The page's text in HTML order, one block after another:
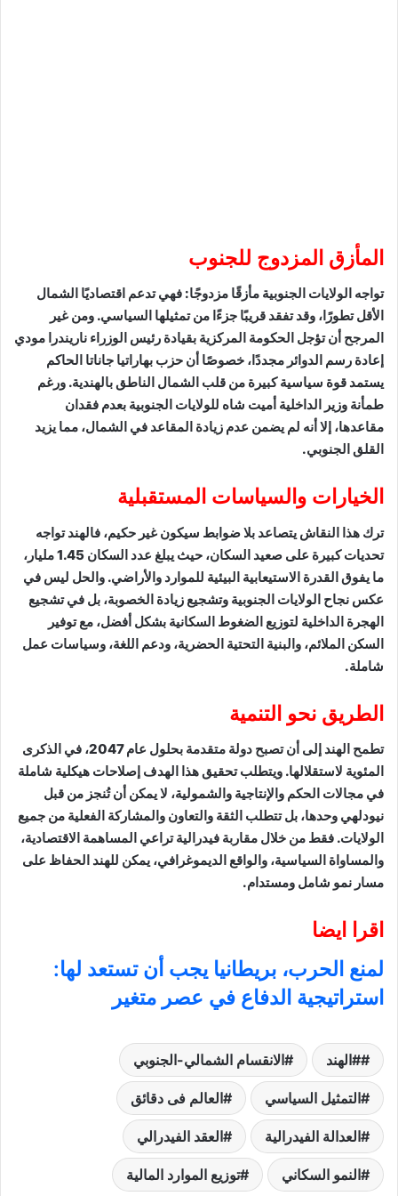
المأزق المزدوج للجنوب
تواجه الولايات الجنوبية مأزقًا مزدوجًا: فهي تدعم اقتصاديًا الشمال
الأقل تطورًا، وقد تفقد قريبًا جزءًا من تمثيلها السياسي. ومن غير
المرجح أن تؤجل الحكومة المركزية بقيادة رئيس الوزراء ناريندرا مودي
إعادة رسم الدوائر مجددًا، خصوصًا أن حزب بهاراتيا جاناتا الحاكم
يستمد قوة سياسية كبيرة من قلب الشمال الناطق بالهندية. ورغم
طمأنة وزير الداخلية أميت شاه للولايات الجنوبية بعدم فقدان
مقاعدها، إلا أنه لم يضمن عدم زيادة المقاعد في الشمال، مما يزيد
القلق الجنوبي.
الخيارات والسياسات المستقبلية
ترك هذا النقاش يتصاعد بلا ضوابط سيكون غير حكيم، فالهند تواجه
تحديات كبيرة على صعيد السكان، حيث يبلغ عدد السكان 1.45 مليار،
ما يفوق القدرة الاستيعابية البيئية للموارد والأراضي. والحل ليس في
عكس نجاح الولايات الجنوبية وتشجيع زيادة الخصوبة، بل في تشجيع
الهجرة الداخلية لتوزيع الضغوط السكانية بشكل أفضل، مع توفير
السكن الملائم، والبنية التحتية الحضرية، ودعم اللغة، وسياسات عمل
شاملة.
الطريق نحو التنمية
تطمح الهند إلى أن تصبح دولة متقدمة بحلول عام 2047، في الذكرى
المئوية لاستقلالها. ويتطلب تحقيق هذا الهدف إصلاحات هيكلية شاملة
في مجالات الحكم والإنتاجية والشمولية، لا يمكن أن تُنجز من قبل
نيودلهي وحدها، بل تتطلب الثقة والتعاون والمشاركة الفعلية من جميع
الولايات. فقط من خلال مقاربة فيدرالية تراعي المساهمة الاقتصادية،
والمساواة السياسية، والواقع الديموغرافي، يمكن للهند الحفاظ على
مسار نمو شامل ومستدام.
اقرا ايضا
لمنع الحرب، بريطانيا يجب أن تستعد لها:
استراتيجية الدفاع في عصر متغير
#الهند الانقسام الشمالي-الجنوبي
التمثيل السياسي العالم فى دقائق
العدالة الفيدرالية العقد الفيدرالي
النمو السكاني توزيع الموارد المالية